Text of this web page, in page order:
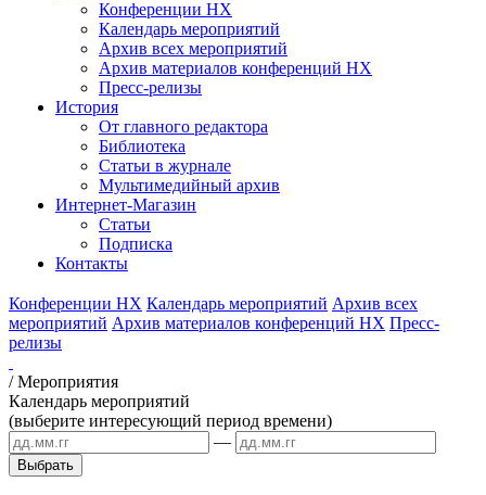
Конференции НХ
Календарь мероприятий
Архив всех мероприятий
Архив материалов конференций НХ
Пресс-релизы
История
От главного редактора
Библиотека
Статьи в журнале
Мультимедийный архив
Интернет-Магазин
Статьи
Подписка
Контакты
Конференции НХ Календарь мероприятий Архив всех
мероприятий Архив материалов конференций НХ Пресс-
релизы
/Мероприятия
Календарь мероприятий
(выберите интересующий период времени)
—